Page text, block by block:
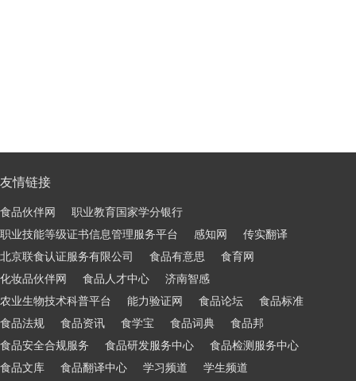
友情链接
食品伙伴网
职业教育国家学分银行
职业技能等级证书信息管理服务平台
感知网
传实翻译
北京联食认证服务有限公司
食品有意思
食育网
化妆品伙伴网
食品人才中心
济南智感
农业生物技术科普平台
能力验证网 食品论坛
食品标准
食品法规
食品资讯 食学宝 食品词典
食品邦
食品安全合规服务
食品研发服务中心
食品检测服务中心
食品文库
食品翻译中心 学习频道 学生频道